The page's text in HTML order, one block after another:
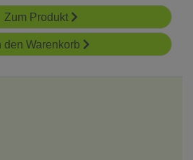
Zum Produkt
den Warenkorb